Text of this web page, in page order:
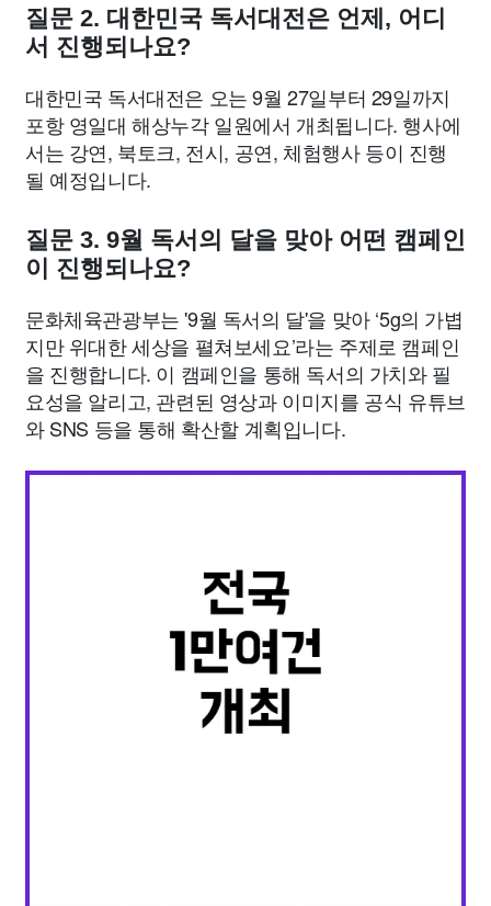
질문 2. 대한민국 독서대전은 언제, 어디
서 진행되나요?
대한민국 독서대전은 오는 9월 27일부터 29일까지
포항 영일대 해상누각 일원에서 개최됩니다. 행사에
서는 강연, 북토크, 전시, 공연, 체험행사 등이 진행
될 예정입니다.
질문 3. 9월 독서의 달을 맞아 어떤 캠페인
이 진행되나요?
문화체육관광부는 '9월 독서의 달'을 맞아 ‘5g의 가볍
지만 위대한 세상을 펼쳐보세요’라는 주제로 캠페인
을 진행합니다. 이 캠페인을 통해 독서의 가치와 필
요성을 알리고, 관련된 영상과 이미지를 공식 유튜브
와 SNS 등을 통해 확산할 계획입니다.